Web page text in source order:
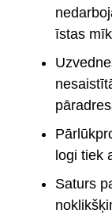
īstas
logi tiek
Saturs